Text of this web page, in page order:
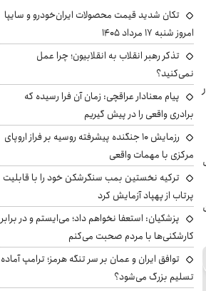
تکان شدید قیمت محصولات ایران‌خودرو و سایپا
امروز شنبه ۱۷ مرداد ۱۴۰۵
تذکر رهبر انقلاب به انقلابیون؛ چرا عمل
نمی‌کنید؟
پیام معنادار عراقچی: زمان آن فرا رسیده که
برادری واقعی را در پیش گیریم
رزمایش ۱۰ جنگنده پیشرفته روسیه بر فراز اروپای
مرکزی با مهمات واقعی
ترکیه نخستین بمب سنگرشکن خود را با قابلیت
پرتاب از پهپاد آزمایش کرد
پزشکیان: استعفا نخواهم داد؛ می‌ایستم و در برابر
کارشکنی‌ها با مردم صحبت می‌کنم
توافق ایران و عمان بر سر تنگه هرمز؛ ترامپ آماده
تسلیم بزرگ می‌شود؟